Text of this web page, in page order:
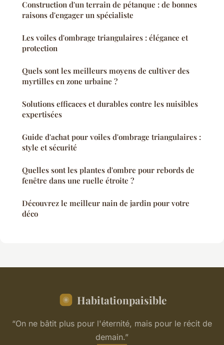
Construction d'un terrain de pétanque : de bonnes
raisons d'engager un spécialiste
Les voiles d'ombrage triangulaires : élégance et
protection
Quels sont les meilleurs moyens de cultiver des
myrtilles en zone urbaine ?
Solutions efficaces et durables contre les nuisibles
expertisées
Guide d'achat pour voiles d'ombrage triangulaires :
style et sécurité
Quelles sont les plantes d'ombre pour rebords de
fenêtre dans une ruelle étroite ?
Découvrez le meilleur nain de jardin pour votre
déco
Habitationpaisible
“On ne bâtit plus pour l'éternité, mais pour le récit de
demain.”